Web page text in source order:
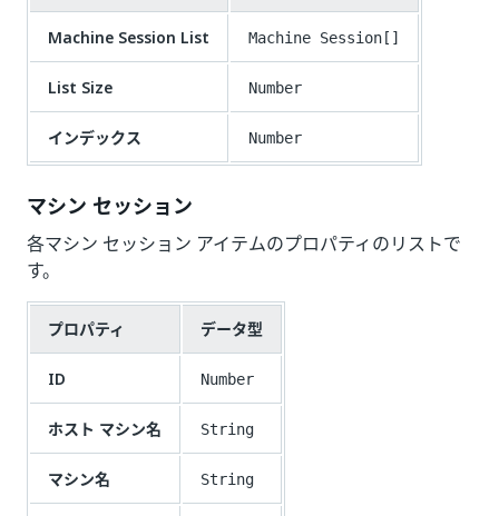
Machine Session List Machine Session[]
List Size Number
インデックス Number
マシン セッション
各マシン セッション アイテムのプロパティのリストで
す。
プロパティ データ型
ID Number
ホスト マシン名 String
マシン名 String